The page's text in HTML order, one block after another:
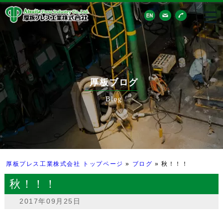
厚板ブログ
Blog
厚板プレス工業株式会社 トップページ » ブログ »秋！！！
秋！！！
2017年09月25日